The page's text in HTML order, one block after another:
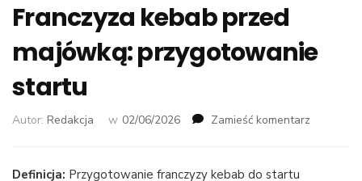
Franczyza kebab przed
majówką: przygotowanie
startu
Autor: Redakcja w 02/06/2026 Zamieść komentarz
Definicja: Przygotowanie franczyzy kebab do startu